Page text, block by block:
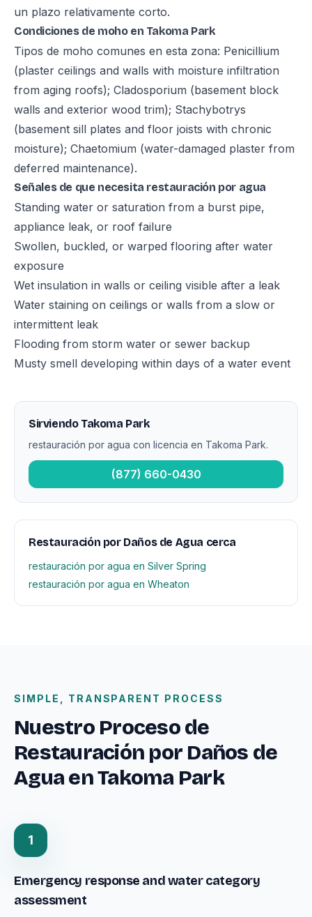
un plazo relativamente corto.
Condiciones de moho en Takoma Park
Tipos de moho comunes en esta zona: Penicillium
(plaster ceilings and walls with moisture infiltration
from aging roofs); Cladosporium (basement block
walls and exterior wood trim); Stachybotrys
(basement sill plates and floor joists with chronic
moisture); Chaetomium (water-damaged plaster from
deferred maintenance).
Señales de que necesita restauración por agua
Standing water or saturation from a burst pipe,
appliance leak, or roof failure
Swollen, buckled, or warped flooring after water
exposure
Wet insulation in walls or ceiling visible after a leak
Water staining on ceilings or walls from a slow or
intermittent leak
Flooding from storm water or sewer backup
Musty smell developing within days of a water event
Sirviendo Takoma Park
restauración por agua con licencia en Takoma Park.
(877) 660-0430
Restauración por Daños de Agua cerca
restauración por agua en Silver Spring
restauración por agua en Wheaton
SIMPLE, TRANSPARENT PROCESS
Nuestro Proceso de
Restauración por Daños de
Agua en Takoma Park
1
Emergency response and water category
assessment